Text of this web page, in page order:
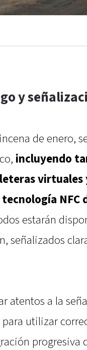
y
de enero,
incluyendo
virtuales
NFC
estarán
señalizados
atentos a la
utilizar
progresiva